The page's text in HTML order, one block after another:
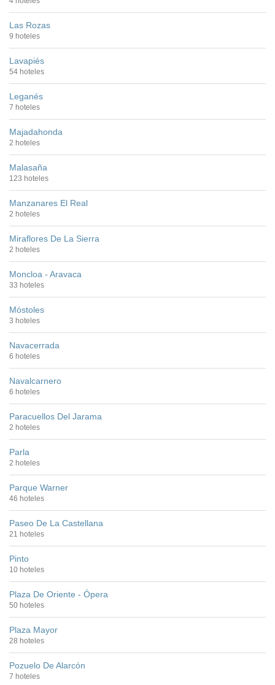
Las Rozas
9 hoteles
Lavapiés
54 hoteles
Leganés
7 hoteles
Majadahonda
2 hoteles
Malasaña
123 hoteles
Manzanares El Real
2 hoteles
Miraflores De La Sierra
2 hoteles
Moncloa - Aravaca
33 hoteles
Móstoles
3 hoteles
Navacerrada
6 hoteles
Navalcarnero
6 hoteles
Paracuellos Del Jarama
2 hoteles
Parla
2 hoteles
Parque Warner
46 hoteles
Paseo De La Castellana
21 hoteles
Pinto
10 hoteles
Plaza De Oriente - Ópera
50 hoteles
Plaza Mayor
28 hoteles
Pozuelo De Alarcón
7 hoteles